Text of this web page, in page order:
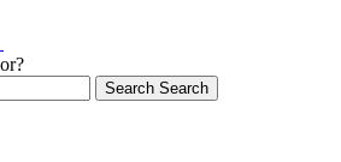
Search Search